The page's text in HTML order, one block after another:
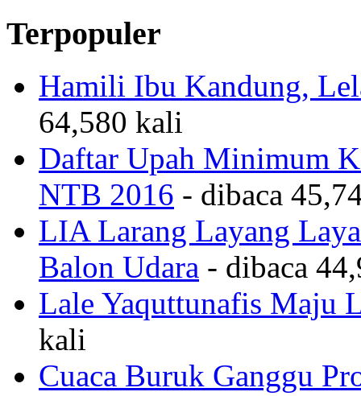
Terpopuler
Hamili Ibu Kandung,
64,580 kali
Daftar Upah Minimum
NTB 2016 - dibaca
LIA Larang Layang
Balon Udara - dibaca
Lale Yaquttunafis Maju
kali
Cuaca Buruk Ganggu